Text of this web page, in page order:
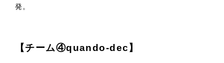
発。
【チーム④quando-dec】